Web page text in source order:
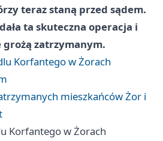
teraz staną przed sądem.
ta skuteczna operacja i
zatrzymanym.
Korfantego w Żorach
mieszkańców Żor i
Korfantego w Żorach